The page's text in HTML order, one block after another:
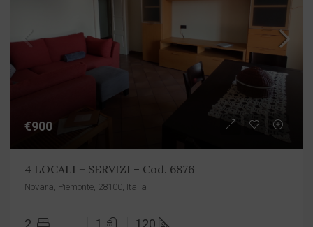
€900
4 LOCALI + SERVIZI – Cod. 6876
Novara, Piemonte, 28100, Italia
2 1 120